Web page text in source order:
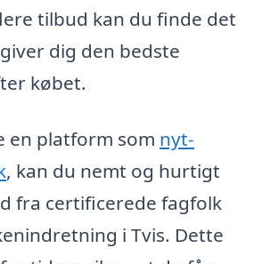
tilbud kan du finde det
dig den bedste
købet.
en platform som nyt-
, kan du nemt og hurtigt
fra certificerede fagfolk
i Tvis. Dette